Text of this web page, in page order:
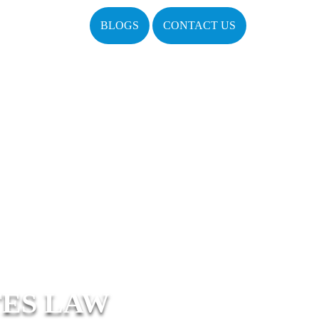
BLOGS CONTACT US
LAW